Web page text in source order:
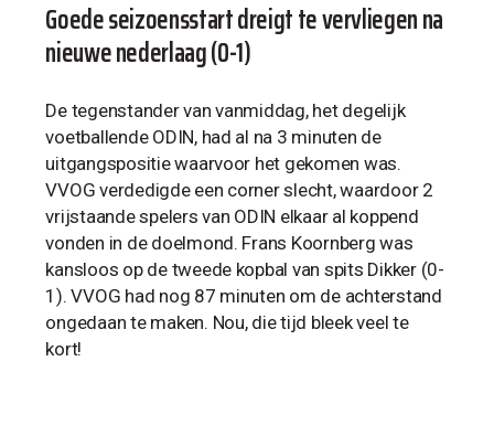
Goede seizoensstart dreigt te vervliegen na
nieuwe nederlaag (0-1)
De tegenstander van vanmiddag, het degelijk
voetballende ODIN, had al na 3 minuten de
uitgangspositie waarvoor het gekomen was.
VVOG verdedigde een corner slecht, waardoor 2
vrijstaande spelers van ODIN elkaar al koppend
vonden in de doelmond. Frans Koornberg was
kansloos op de tweede kopbal van spits Dikker (0-
1). VVOG had nog 87 minuten om de achterstand
ongedaan te maken. Nou, die tijd bleek veel te
kort!